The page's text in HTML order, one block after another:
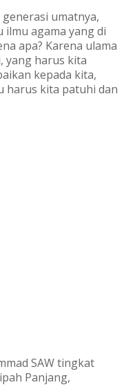
umatnya,
agama yang di
apa? Karena ulama
yang harus kita
kepada kita,
harus kita patuhi dan
SAW tingkat
Panjang,